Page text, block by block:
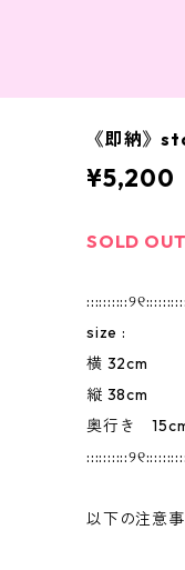
《即納》
¥5,200
SOLD OUT
size :
横 32cm
縦 38cm
奥行き
以下の注意